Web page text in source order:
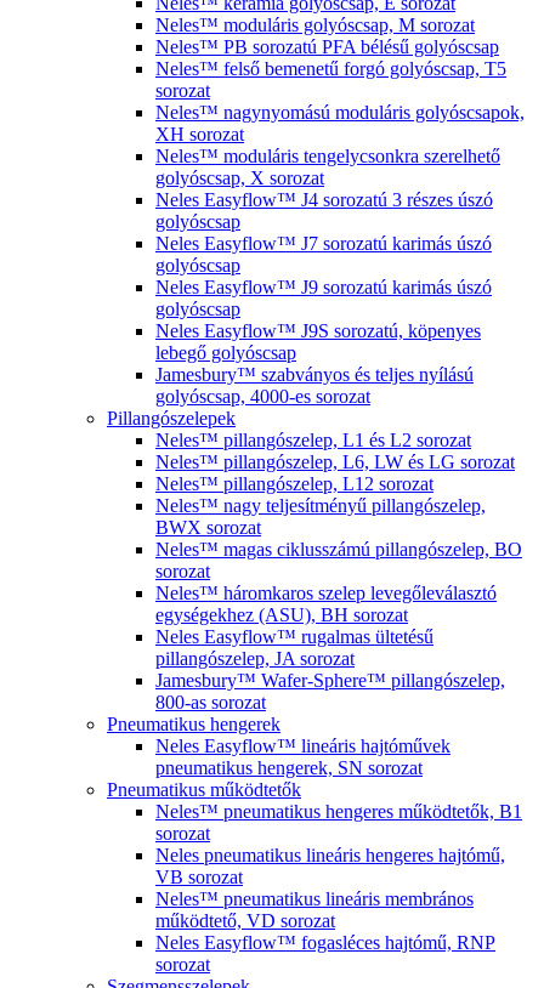
Neles™ moduláris golyóscsap, M sorozat
Neles™ PB sorozatú PFA bélésű golyóscsap
Neles™ felső bemenetű forgó golyóscsap, T5
sorozat
Neles™ nagynyomású moduláris golyóscsapok,
XH sorozat
Neles™ moduláris tengelycsonkra szerelhető
golyóscsap, X sorozat
Neles Easyflow™ J4 sorozatú 3 részes úszó
golyóscsap
Neles Easyflow™ J7 sorozatú karimás úszó
golyóscsap
Neles Easyflow™ J9 sorozatú karimás úszó
golyóscsap
Neles Easyflow™ J9S sorozatú, köpenyes
lebegő golyóscsap
Jamesbury™ szabványos és teljes nyílású
golyóscsap, 4000-es sorozat
Pillangószelepek
Neles™ pillangószelep, L1 és L2 sorozat
Neles™ pillangószelep, L6, LW és LG sorozat
Neles™ pillangószelep, L12 sorozat
Neles™ nagy teljesítményű pillangószelep,
BWX sorozat
Neles™ magas ciklusszámú pillangószelep, BO
sorozat
Neles™ háromkaros szelep levegőleválasztó
egységekhez (ASU), BH sorozat
Neles Easyflow™ rugalmas ültetésű
pillangószelep, JA sorozat
Jamesbury™ Wafer-Sphere™ pillangószelep,
800-as sorozat
Pneumatikus hengerek
Neles Easyflow™ lineáris hajtóművek
pneumatikus hengerek, SN sorozat
Pneumatikus működtetők
Neles™ pneumatikus hengeres működtetők, B1
sorozat
Neles pneumatikus lineáris hengeres hajtómű,
VB sorozat
Neles™ pneumatikus lineáris membrános
működtető, VD sorozat
Neles Easyflow™ fogasléces hajtómű, RNP
sorozat